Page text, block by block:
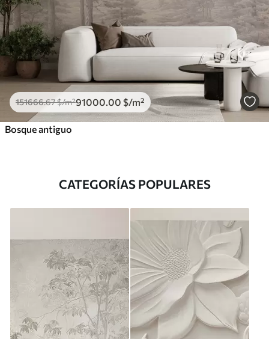
151666.67$/m²91000.00 $/m²
Bosque antiguo
CATEGORÍAS POPULARES